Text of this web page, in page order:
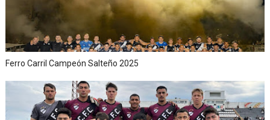
Ferro Carril Campeón Salteño 2025